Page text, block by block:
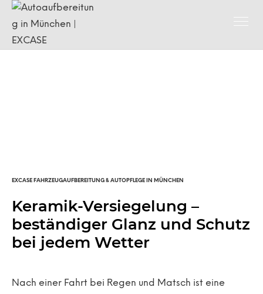
EXCASE FAHRZEUGAUFBEREITUNG & AUTOPFLEGE IN MÜNCHEN
Keramik-Versiegelung –
beständiger Glanz und Schutz
bei jedem Wetter
Nach einer Fahrt bei Regen und Matsch ist eine